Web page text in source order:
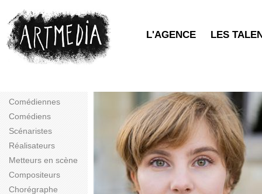
L'AGENCE LES
Comédiennes
Comédiens
Scénaristes
Réalisateurs
Metteurs en scène
Compositeurs
Chorégraphe